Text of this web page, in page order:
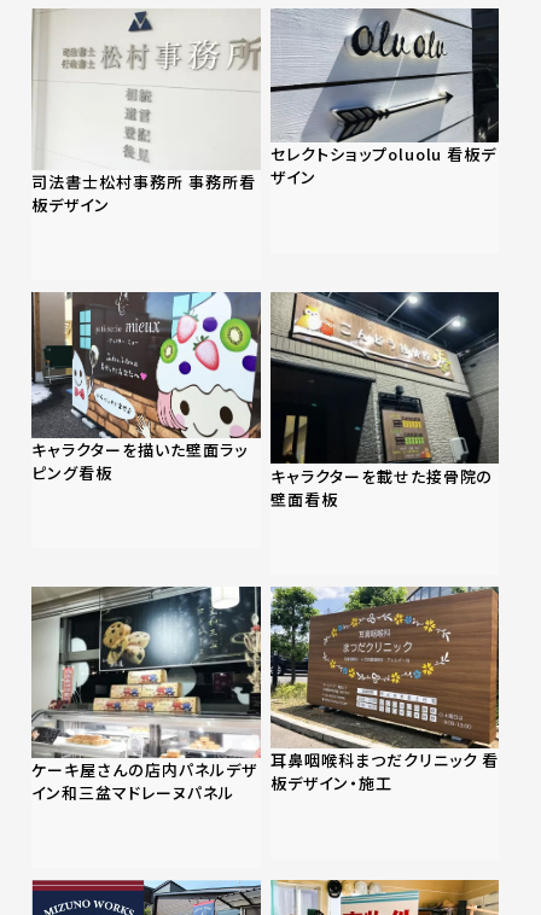
司法書士松村事務所 事務所看
板デザイン
セレクトショップoluolu 看板デ
ザイン
キャラクターを描いた壁面ラッ
ピング看板
キャラクターを載せた接骨院の
壁面看板
ケーキ屋さんの店内パネルデザ
イン和三盆マドレーヌパネル
耳鼻咽喉科まつだクリニック 看
板デザイン・施工